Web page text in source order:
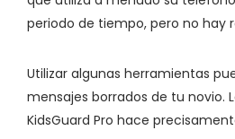
periodo de tiempo, pero no hay
Utilizar algunas herramientas
mensajes borrados de tu novio.
KidsGuard Pro hace